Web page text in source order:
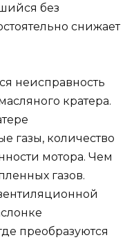
без
снижает
неисправность
кратера.
газы, количество
мотора. Чем
газов.
преобразуются